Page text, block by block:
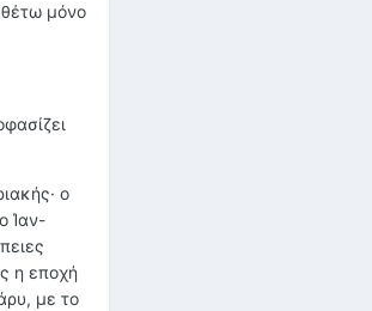
μόνο
ο
Ίαν-
η εποχή
με το